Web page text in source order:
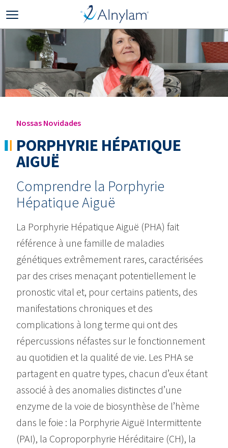
Nossas Novidades
PORPHYRIE HÉPATIQUE
AIGUË
Comprendre la Porphyrie
Hépatique Aiguë
La Porphyrie Hépatique Aiguë (PHA) fait
référence à une famille de maladies
génétiques extrêmement rares, caractérisées
par des crises menaçant potentiellement le
pronostic vital et, pour certains patients, des
manifestations chroniques et des
complications à long terme qui ont des
répercussions néfastes sur le fonctionnement
au quotidien et la qualité de vie. Les PHA se
partagent en quatre types, chacun d’eux étant
associé à des anomalies distinctes d’une
enzyme de la voie de biosynthèse de l’hème
dans le foie : la Porphyrie Aiguë Intermittente
(PAI), la Coproporphyrie Héréditaire (CH), la